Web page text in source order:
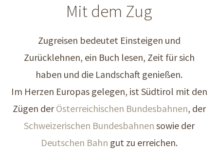
Mit dem Zug
Zugreisen bedeutet Einsteigen und
Zurücklehnen, ein Buch lesen, Zeit für sich
haben und die Landschaft genießen.
Im Herzen Europas gelegen, ist Südtirol mit den
Zügen derÖsterreichischen Bundesbahnen, der
Schweizerischen Bundesbahnen sowie der
Deutschen Bahn gut zu erreichen.